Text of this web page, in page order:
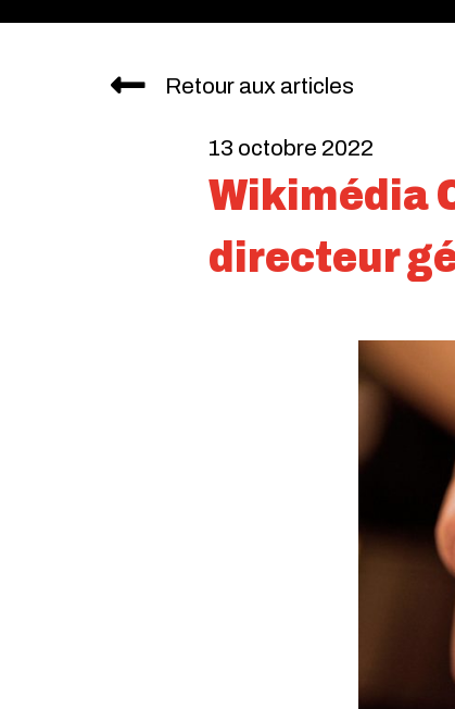
Retour aux articles
13 octobre 2022
Wikimédia
directeur